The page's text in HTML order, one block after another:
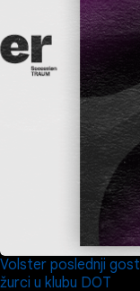
Volster poslednji
žurci u klubu DOT